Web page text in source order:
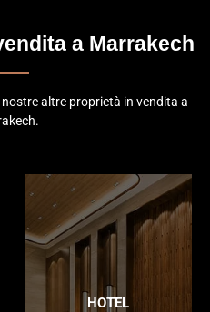
a Marrakech
altre proprietà in vendita a
HOTEL